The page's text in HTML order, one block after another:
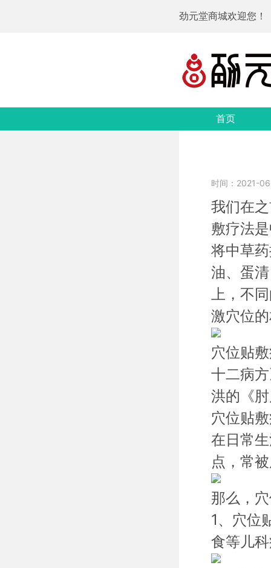
劲元堂商城欢迎您！
首页
时间：2021-
我们在
敷疗法
将中草
油、蛋
上，不
激穴位
穴位贴
十二病
洪的《
穴位贴
在日常
点，常
那么，
1、穴位
食等儿